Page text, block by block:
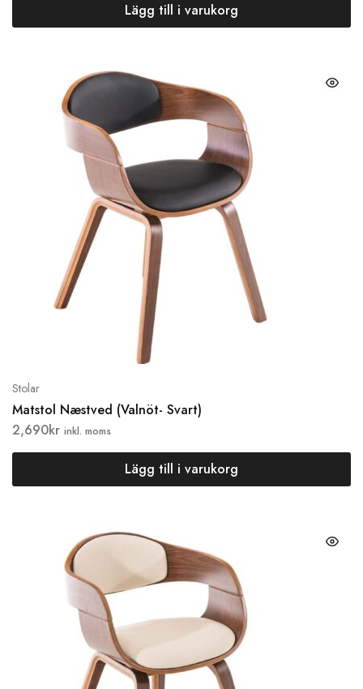
Lägg till i varukorg
Stolar
Matstol Næstved (Valnöt- Svart)
2,690kr inkl. moms
Lägg till i varukorg